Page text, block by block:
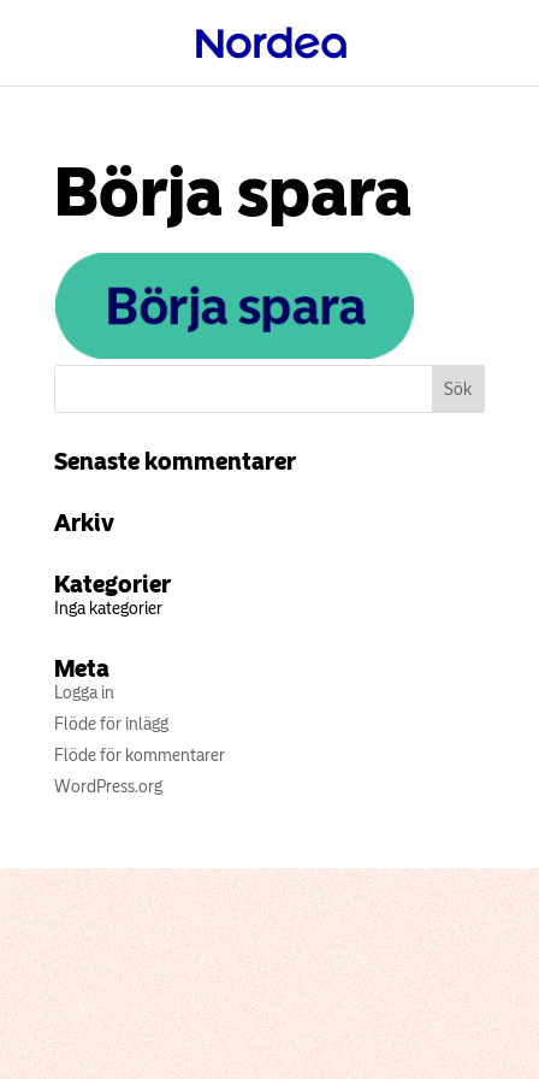
Börja spara
Senaste kommentarer
Arkiv
Kategorier
Inga kategorier
Meta
Logga in
Flöde för inlägg
Flöde för kommentarer
WordPress.org